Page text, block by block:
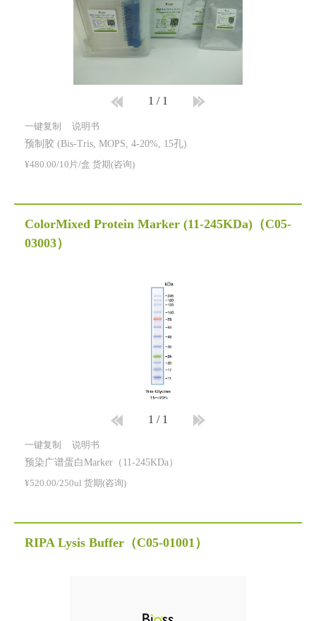
1 / 1
一键复制 说明书
预制胶 (Bis-Tris, MOPS, 4-20%, 15孔)
¥480.00/10片/盒 货期(咨询)
ColorMixed Protein Marker (11-245KDa) （C05-
03003）
1 / 1
一键复制 说明书
预染广谱蛋白Marker（11-245KDa）
¥520.00/250ul 货期(咨询)
RIPA Lysis Buffer （C05-01001）